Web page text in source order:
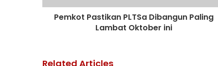
Pemkot Pastikan PLTSa Dibangun Paling
Lambat Oktober ini
Related Articles